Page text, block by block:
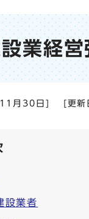
業経
月30日 [更新
設業者